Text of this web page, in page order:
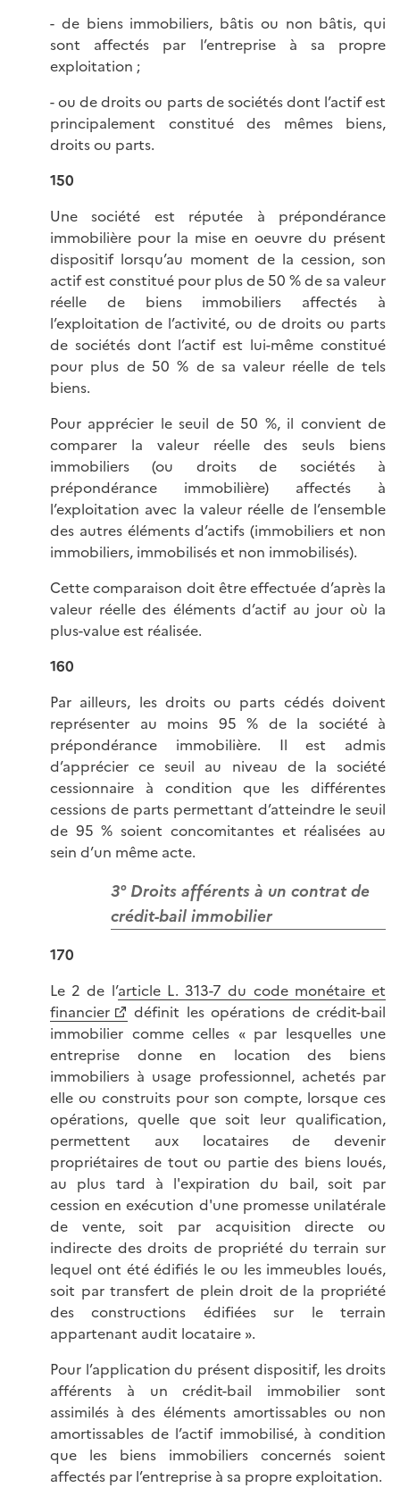
- de biens immobiliers, bâtis ou non bâtis, qui
sont affectés par l’entreprise à sa propre
exploitation ;
- ou de droits ou parts de sociétés dont l’actif est
principalement constitué des mêmes biens,
droits ou parts.
150
Une société est réputée à prépondérance
immobilière pour la mise en oeuvre du présent
dispositif lorsqu’au moment de la cession, son
actif est constitué pour plus de 50 % de sa valeur
réelle de biens immobiliers affectés à
l’exploitation de l’activité, ou de droits ou parts
de sociétés dont l’actif est lui-même constitué
pour plus de 50 % de sa valeur réelle de tels
biens.
Pour apprécier le seuil de 50 %, il convient de
comparer la valeur réelle des seuls biens
immobiliers (ou droits de sociétés à
prépondérance immobilière) affectés à
l’exploitation avec la valeur réelle de l’ensemble
des autres éléments d’actifs (immobiliers et non
immobiliers, immobilisés et non immobilisés).
Cette comparaison doit être effectuée d’après la
valeur réelle des éléments d’actif au jour où la
plus-value est réalisée.
160
Par ailleurs, les droits ou parts cédés doivent
représenter au moins 95 % de la société à
prépondérance immobilière. Il est admis
d’apprécier ce seuil au niveau de la société
cessionnaire à condition que les différentes
cessions de parts permettant d’atteindre le seuil
de 95 % soient concomitantes et réalisées au
sein d’un même acte.
3° Droits afférents à un contrat de
crédit-bail immobilier
170
Le 2 de l’article L. 313-7 du code monétaire et
financier
définit les opérations de crédit-bail
immobilier comme celles « par lesquelles une
entreprise donne en location des biens
immobiliers à usage professionnel, achetés par
elle ou construits pour son compte, lorsque ces
opérations, quelle que soit leur qualification,
permettent aux locataires de devenir
propriétaires de tout ou partie des biens loués,
au plus tard à l'expiration du bail, soit par
cession en exécution d'une promesse unilatérale
de vente, soit par acquisition directe ou
indirecte des droits de propriété du terrain sur
lequel ont été édifiés le ou les immeubles loués,
soit par transfert de plein droit de la propriété
des constructions édifiées sur le terrain
appartenant audit locataire ».
Pour l’application du présent dispositif, les droits
afférents à un crédit-bail immobilier sont
assimilés à des éléments amortissables ou non
amortissables de l’actif immobilisé, à condition
que les biens immobiliers concernés soient
affectés par l’entreprise à sa propre exploitation.